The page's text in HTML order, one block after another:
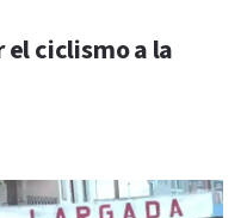
el ciclismo a la